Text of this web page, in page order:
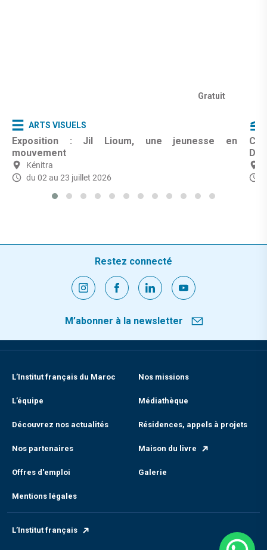
Gratuit
ARTS VISUELS
Exposition : Jil Lioum, une jeunesse en
mouvement
Kénitra
du 02 au 23 juillet 2026
Restez connecté
M’abonner à la newsletter
L’Institut français du Maroc Nos missions
L’équipe Médiathèque
Découvrez nos actualités Résidences, appels à projets
Nos partenaires Maison du livre
Offres d'emploi Galerie
Mentions légales
L’Institut français